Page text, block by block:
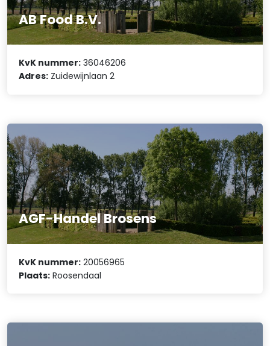
AB Food B.V.
KvK nummer: 36046206
Adres: Zuidewijnlaan 2
AGF-Handel Brosens
KvK nummer: 20056965
Plaats: Roosendaal